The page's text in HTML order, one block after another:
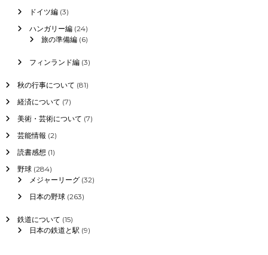
ドイツ編(3)
ハンガリー編(24)
旅の準備編(6)
フィンランド編(3)
秋の行事について (81)
経済について (7)
美術・芸術について (7)
芸能情報 (2)
読書感想 (1)
野球(284)
メジャーリーグ(32)
日本の野球(263)
鉄道について (15)
日本の鉄道と駅 (9)